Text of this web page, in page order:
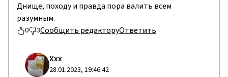
Днище, походу и правда пора валить всем
разумным.
0 3Сообщить редакторуОтветить
Ххх
28.01.2023, 19:46:42